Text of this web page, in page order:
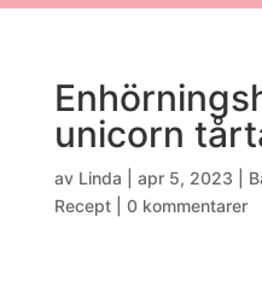
unicorn
av Linda apr 5, 2023
Recept| 0 kommentarer